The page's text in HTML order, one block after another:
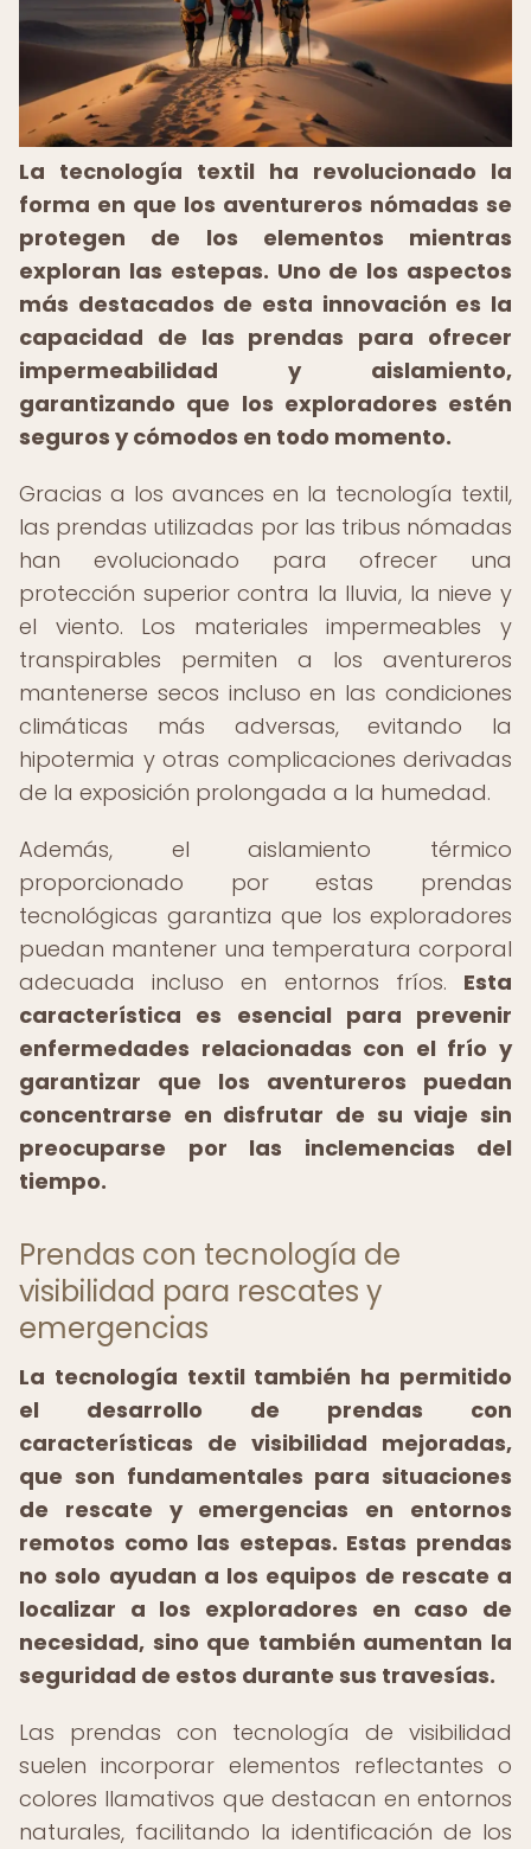
La tecnología textil ha revolucionado la
forma en que los aventureros nómadas se
protegen de los elementos mientras
exploran las estepas. Uno de los aspectos
más destacados de esta innovación es la
capacidad de las prendas para ofrecer
impermeabilidad y aislamiento,
garantizando que los exploradores estén
seguros y cómodos en todo momento.
Gracias a los avances en la tecnología textil,
las prendas utilizadas por las tribus nómadas
han evolucionado para ofrecer una
protección superior contra la lluvia, la nieve y
el viento. Los materiales impermeables y
transpirables permiten a los aventureros
mantenerse secos incluso en las condiciones
climáticas más adversas, evitando la
hipotermia y otras complicaciones derivadas
de la exposición prolongada a la humedad.
Además, el aislamiento térmico
proporcionado por estas prendas
tecnológicas garantiza que los exploradores
puedan mantener una temperatura corporal
adecuada incluso en entornos fríos. Esta
característica es esencial para prevenir
enfermedades relacionadas con el frío y
garantizar que los aventureros puedan
concentrarse en disfrutar de su viaje sin
preocuparse por las inclemencias del
tiempo.
Prendas con tecnología de
visibilidad para rescates y
emergencias
La tecnología textil también ha permitido
el desarrollo de prendas con
características de visibilidad mejoradas,
que son fundamentales para situaciones
de rescate y emergencias en entornos
remotos como las estepas. Estas prendas
no solo ayudan a los equipos de rescate a
localizar a los exploradores en caso de
necesidad, sino que también aumentan la
seguridad de estos durante sus travesías.
Las prendas con tecnología de visibilidad
suelen incorporar elementos reflectantes o
colores llamativos que destacan en entornos
naturales, facilitando la identificación de los